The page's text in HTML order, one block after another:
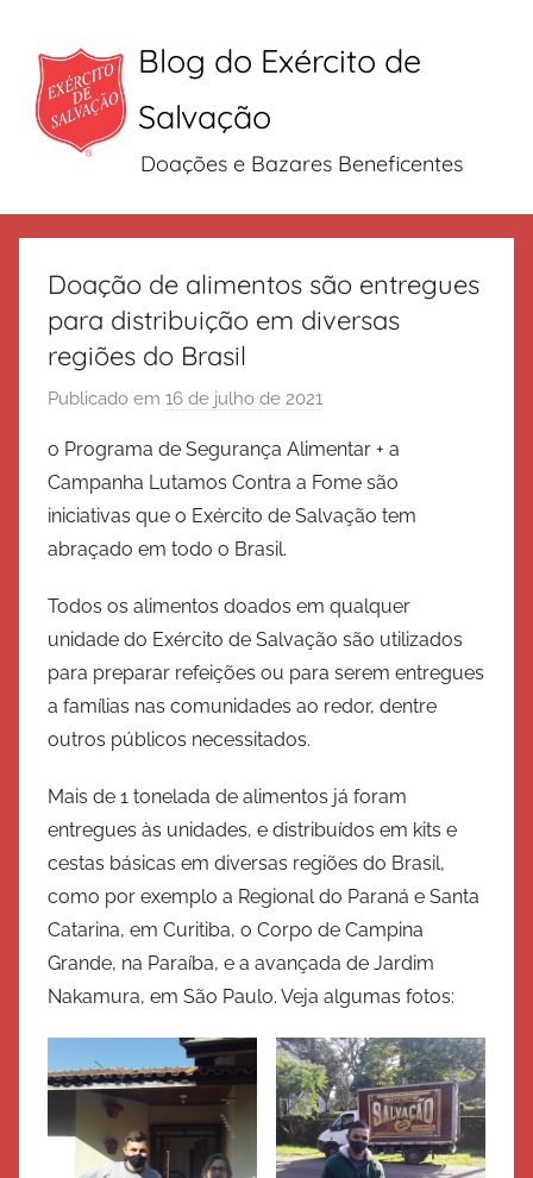
conteúdo
Blog do Exército de
Salvação
Doações e Bazares Beneficentes
Doação de alimentos são entregues
para distribuição em diversas
regiões do Brasil
Publicado em 16 de julho de 2021
r
E
x
c
i
t
o
S
a
l
v
a
ç
o Programa de Segurança Alimentar + a
Campanha Lutamos Contra a Fome são
iniciativas que o Exército de Salvação tem
abraçado em todo o Brasil.
Todos os alimentos doados em qualquer
unidade do Exército de Salvação são utilizados
para preparar refeições ou para serem entregues
a famílias nas comunidades ao redor, dentre
outros públicos necessitados.
Mais de 1 tonelada de alimentos já foram
entregues às unidades, e distribuídos em kits e
cestas básicas em diversas regiões do Brasil,
como por exemplo a Regional do Paraná e Santa
Catarina, em Curitiba, o Corpo de Campina
Grande, na Paraíba, e a avançada de Jardim
Nakamura, em São Paulo. Veja algumas fotos: